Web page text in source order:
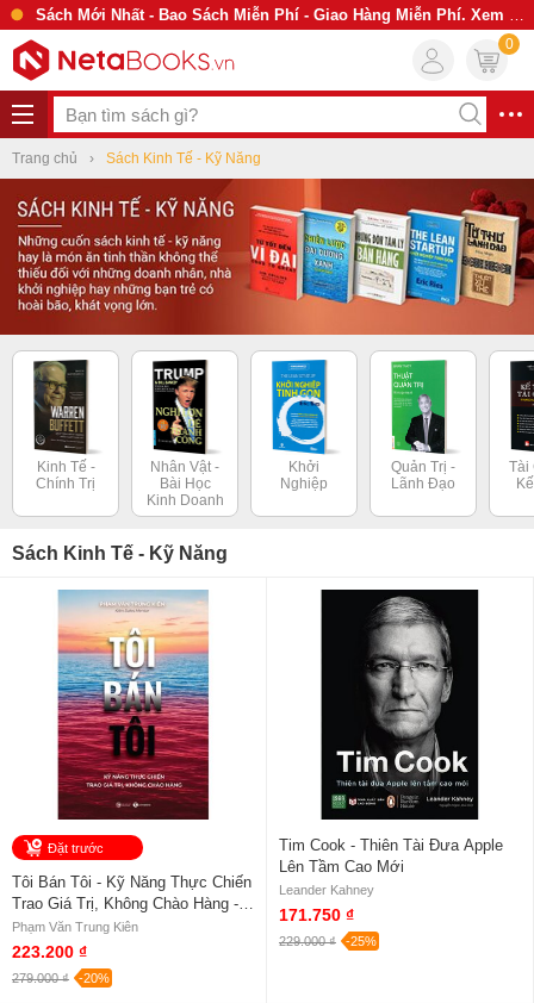
Sách Mới Nhất - Bao Sách Miễn Phí - Giao Hàng Miễn Phí. Xem Ngay
0
Trang chủ Sách Kinh Tế - Kỹ Năng
Kinh Tế -
Chính Trị
Nhân Vật -
Bài Học
Kinh Doanh
Khởi
Nghiệp
Quản Trị -
Lãnh Đạo
Tài
Sách Kinh Tế - Kỹ Năng
Đặt trước
Tôi Bán Tôi - Kỹ Năng Thực Chiến
Trao Giá Trị, Không Chào Hàng -
Phạm Văn Trung Kiên
Phạm Văn Trung Kiên
223.200 ₫
279.000 ₫ -20%
Tim Cook - Thiên Tài Đưa Apple
Lên Tầm Cao Mới
Leander Kahney
171.750 ₫
229.000 ₫ -25%